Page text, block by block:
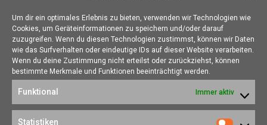
Um dir ein optimales Erlebnis zu bieten, verwenden wir Technologien wie
Cookies, um Geräteinformationen zu speichern und/oder darauf
zuzugreifen. Wenn du diesen Technologien zustimmst, können wir Daten
wie das Surfverhalten oder eindeutige IDs auf dieser Website verarbeiten.
Wenn du deine Zustimmung nicht erteilst oder zurückziehst, können
bestimmte Merkmale und Funktionen beeinträchtigt werden.
Funktional Immer aktiv
Statistiken
ÜBER UNS
Die Seite skotschir.de wurde im August 2017 zur gamescom
gegründet. Unser Ziel ist es, eine Heimat für alle Spieler:innen zu